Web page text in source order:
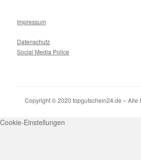
Impressum
Datenschutz
Social Media Police
Copyright © 2020 topgutschein24.de – Alle
Cookie-Einstellungen